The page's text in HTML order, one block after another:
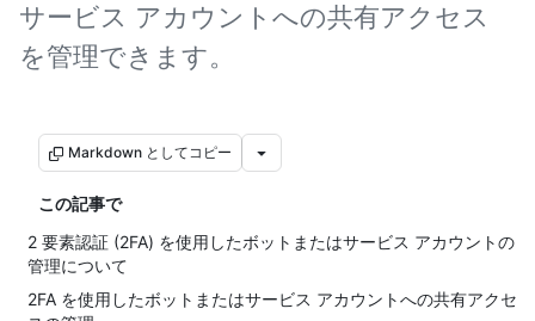
サービス アカウントへの共有アクセス
を管理できます。
Markdown としてコピー
この記事で
2 要素認証 (2FA) を使用したボットまたはサービス アカウントの
管理について
2FA を使用したボットまたはサービス アカウントへの共有アクセ